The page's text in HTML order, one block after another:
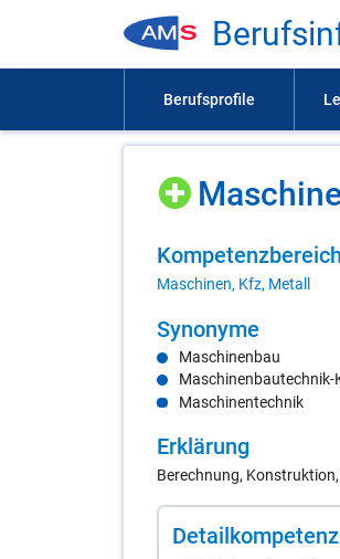
Kom­pe­tenz­be­reich
Maschinen, Kfz, Metall
Syn­ony­me
Maschinenbau
Maschinenbautechnik-
Maschinentechnik
Er­klä­rung
Berechnung,